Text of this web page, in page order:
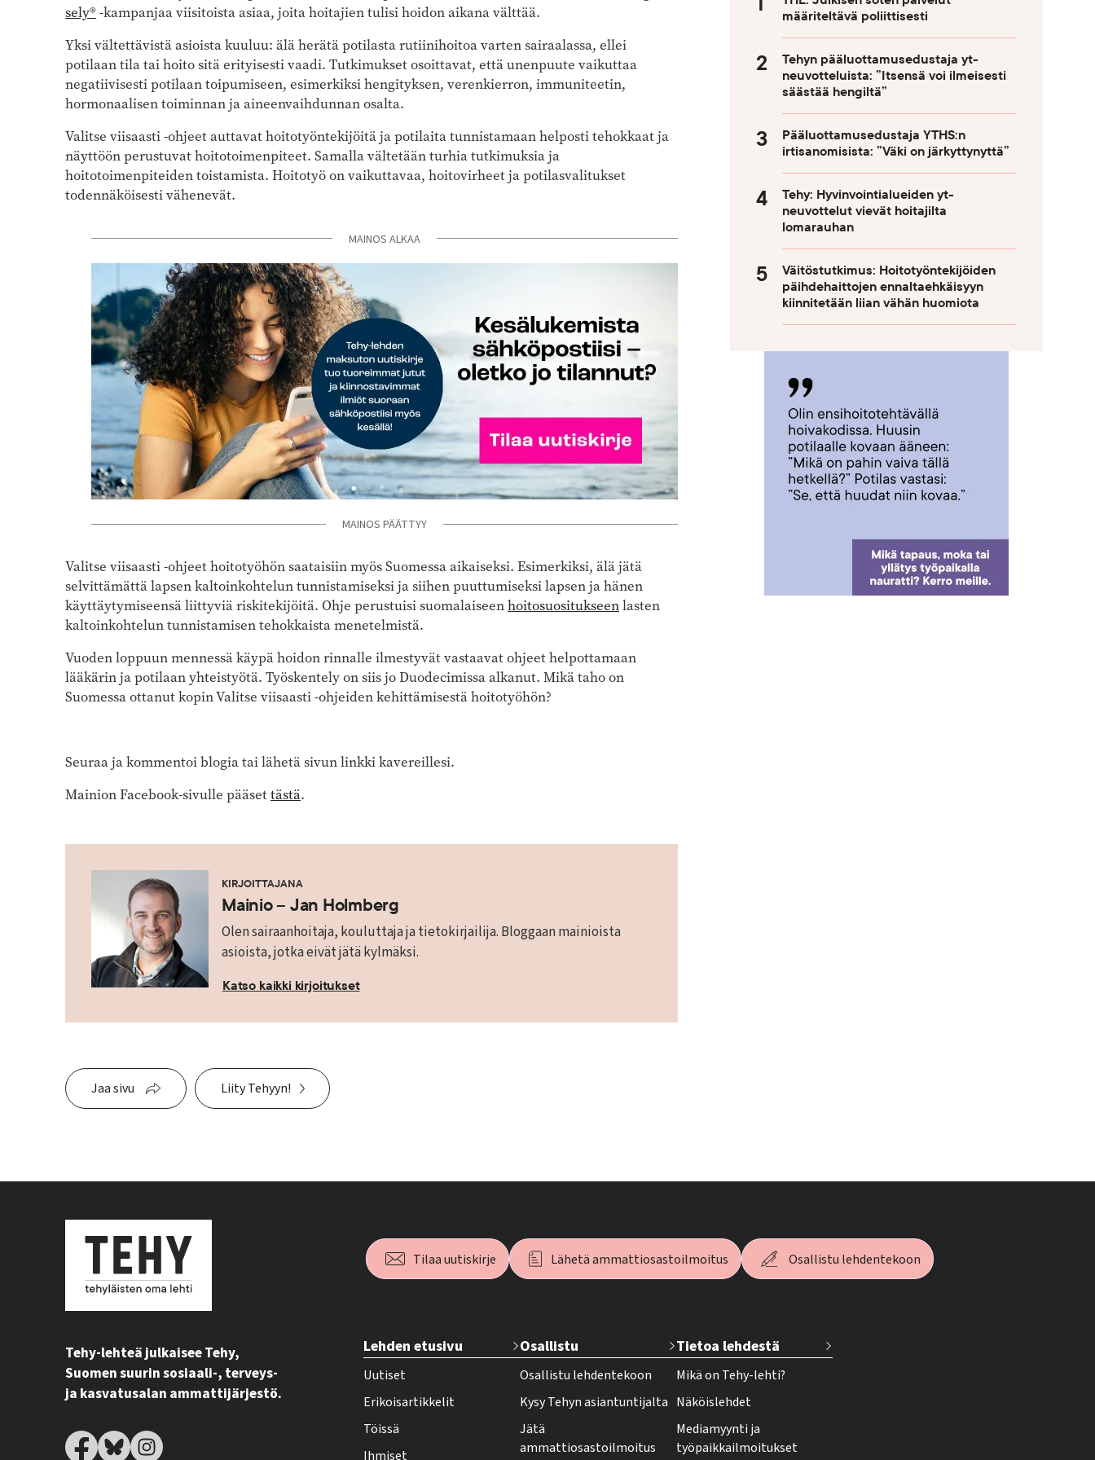
sely®-kampanjaa viisitoista asiaa, joita hoitajien tulisi hoidon aikana välttää.
Yksi vältettävistä asioista kuuluu: älä herätä potilasta rutiinihoitoa varten sairaalassa, ellei
potilaan tila tai hoito sitä erityisesti vaadi. Tutkimukset osoittavat, että unenpuute vaikuttaa
negatiivisesti potilaan toipumiseen, esimerkiksi hengityksen, verenkierron, immuniteetin,
hormonaalisen toiminnan ja aineenvaihdunnan osalta.
Valitse viisaasti -ohjeet auttavat hoitotyöntekijöitä ja potilaita tunnistamaan helposti tehokkaat ja
näyttöön perustuvat hoitotoimenpiteet. Samalla vältetään turhia tutkimuksia ja
hoitotoimenpiteiden toistamista. Hoitotyö on vaikuttavaa, hoitovirheet ja potilasvalitukset
todennäköisesti vähenevät.
MAINOS ALKAA
MAINOS PÄÄTTYY
Valitse viisaasti -ohjeet hoitotyöhön saataisiin myös Suomessa aikaiseksi. Esimerkiksi, älä jätä
selvittämättä lapsen kaltoinkohtelun tunnistamiseksi ja siihen puuttumiseksi lapsen ja hänen
käyttäytymiseensä liittyviä riskitekijöitä. Ohje perustuisi suomalaiseenhoitosuositukseenlasten
kaltoinkohtelun tunnistamisen tehokkaista menetelmistä.
Vuoden loppuun mennessä käypä hoidon rinnalle ilmestyvät vastaavat ohjeet helpottamaan
lääkärin ja potilaan yhteistyötä. Työskentely on siis jo Duodecimissa alkanut. Mikä taho on
Suomessa ottanut kopin Valitse viisaasti -ohjeiden kehittämisestä hoitotyöhön?
Seuraa ja kommentoi blogia tai lähetä sivun linkki kavereillesi.
Mainion Facebook-sivulle pääsettästä.
KIRJOITTAJANA
Mainio – Jan Holmberg
Olen sairaanhoitaja, kouluttaja ja tietokirjailija. Bloggaan mainioista
asioista, jotka eivät jätä kylmäksi.
Katso kaikki kirjoitukset
Jaa sivu Liity Tehyyn!
määriteltävä poliittisesti
Tehyn pääluottamusedustaja yt-
neuvotteluista: ”Itsensä voi ilmeisesti
säästää hengiltä”
Pääluottamusedustaja YTHS:n
irtisanomisista: ”Väki on järkyttynyttä”
Tehy: Hyvinvointialueiden yt-
neuvottelut vievät hoitajilta
lomarauhan
Väitöstutkimus: Hoitotyöntekijöiden
päihdehaittojen ennaltaehkäisyyn
kiinnitetään liian vähän huomiota
Tehy-lehteä julkaisee Tehy,
Suomen suurin sosiaali-, terveys-
ja kasvatusalan ammattijärjestö.
Tilaa uutiskirje Lähetä ammattiosastoilmoitus Osallistu lehdentekoon
e
h
y
-
Lehden etusivu
Uutiset
Erikoisartikkelit
Töissä
Ihmiset
Osallistu
Osallistu lehdentekoon
Kysy Tehyn asiantuntijalta
Jätä
ammattiosastoilmoitus
Tietoa lehdestä
Mikä on Tehy-lehti?
Näköislehdet
Mediamyynti ja
työpaikkailmoitukset